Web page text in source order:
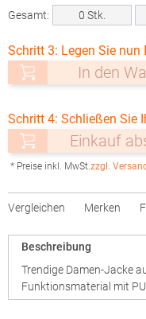
Gesamt: 0 Stk.
Schritt 3: Legen Sie nun
In den
Schritt 4: Schließen Sie
Einkauf
* Preise inkl. MwSt.zzgl.
Vergleichen Merken
Beschreibung
Trendige Damen-Jacke
Funktionsmaterial mit